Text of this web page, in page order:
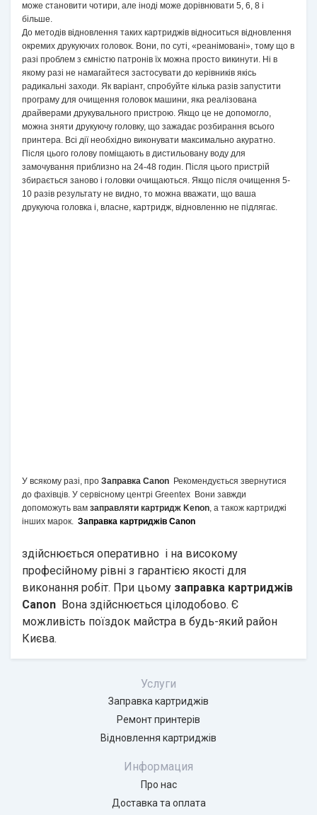
може становити чотири, але іноді може дорівнювати 5, 6, 8 і
більше.
До методів відновлення таких картриджів відноситься відновлення
окремих друкуючих головок. Вони, по суті, «реанімовані», тому що в
разі проблем з ємністю патронів їх можна просто викинути. Ні в
якому разі не намагайтеся застосувати до керівників якісь
радикальні заходи. Як варіант, спробуйте кілька разів запустити
програму для очищення головок машини, яка реалізована
драйверами друкувального пристрою. Якщо це не допомогло,
можна зняти друкуючу головку, що зажадає розбирання всього
принтера. Всі дії необхідно виконувати максимально акуратно.
Після цього голову поміщають в дистильовану воду для
замочування приблизно на 24-48 годин. Після цього пристрій
збирається заново і головки очищаються. Якщо після очищення 5-
10 разів результату не видно, то можна вважати, що ваша
друкуюча головка і, власне, картридж, відновленню не підлягає.
У всякому разі, про Заправка Canon Рекомендується звернутися
до фахівців. У сервісному центрі Greentex Вони завжди
допоможуть вам заправляти картридж Kenon, а також картриджі
інших марок. Заправка картриджів Canon
здійснюється оперативно і на високому
професійному рівні з гарантією якості для
виконання робіт. При цьому заправка картриджів
Canon Вона здійснюється цілодобово. Є
можливість поїздок майстра в будь-який район
Києва.
Услуги
Заправка картриджів
Ремонт принтерів
Відновлення картриджів
Информация
Про нас
Доставка та оплата